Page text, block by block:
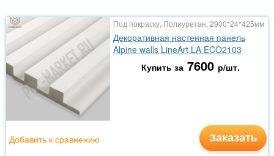
Под покраску, Полиуретан, 2900*24*425мм
Декоративная настенная панель
Alpine walls LineArt LA ECO2103
Купить за 7600 р/шт.
Заказать
Добавить к сравнению